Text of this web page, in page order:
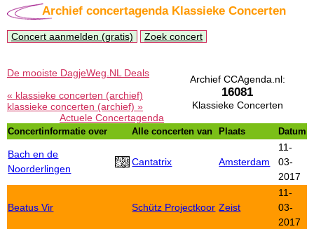
Archief concertagenda Klassieke Concerten
Concert aanmelden (gratis) Zoek concert
Archief CCAgenda.nl:
16081
Klassieke Concerten
De mooiste DagjeWeg.NL Deals
« klassieke concerten (archief)
klassieke concerten (archief) »
Actuele Concertagenda
Concertinformatie over Alle concerten van Plaats Datum
Bach en de
Noorderlingen
Cantatrix Amsterdam
11-
03-
2017
Beatus Vir Schütz Projectkoor Zeist
11-
03-
2017